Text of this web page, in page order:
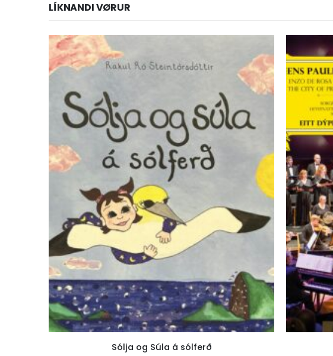
LÍKNANDI VØRUR
Eitt dýpi av dýrari tíð, fløga